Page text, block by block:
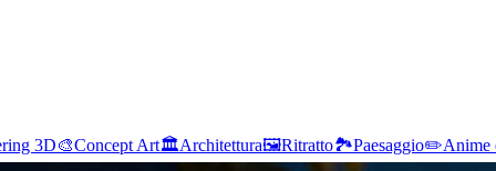
3D🎨Concept Art🏛️Architettura🖼️Ritratto🏞️Paesaggio✏️Anime